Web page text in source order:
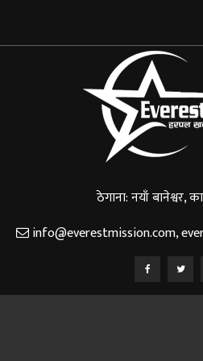
ठेगाना: नयाँ बानेश्वर,
info@everestmission.com,